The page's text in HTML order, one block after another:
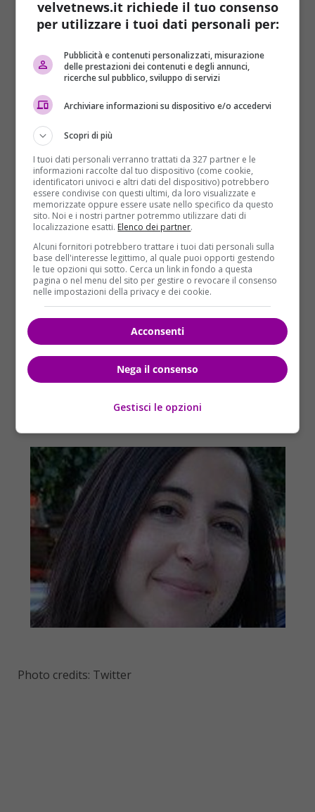
morta in camera e di averne trasportato il cadavere
in Italia “per non dare un dispiacere ai parenti”. In
realtà il corpo di Nadia era stato seminascosto in
mezzo ai rovi,gettatoin un avallo vicino a un
piccolo corso d’acqua, circondato dalla spazzatura
buttata dai passanti. Non aveva nulla con sé Nadia,
se non
un braccialetto di un evento sportivo
era tenuto qualche settimana prima a Lugano, e che
ha facilitato la sua identificazione. Avvolta in un
tappeto, la maestra elementare ormai deceduta era
stata portata in Italia percorrendo un tragitto di
pochissimi chilometri, e quindi abbandonata nel
bosco di Rodero.
Photo credits: Twitter
velvetnews.it richiede il tuo consenso
per utilizzare i tuoi dati personali per:
Pubblicità e contenuti personalizzati, misurazione
delle prestazioni dei contenuti e degli annunci,
ricerche sul pubblico, sviluppo di servizi
Archiviare informazioni su dispositivo e/o accedervi
Scopri di più
I tuoi dati personali verranno trattati da 327 partner e le
informazioni raccolte dal tuo dispositivo (come cookie,
identificatori univoci e altri dati del dispositivo) potrebbero
essere condivise con questi ultimi, da loro visualizzate e
memorizzate oppure essere usate nello specifico da questo
sito. Noi e i nostri partner potremmo utilizzare dati di
localizzazione esatti. Elenco dei partner.
Alcuni fornitori potrebbero trattare i tuoi dati personali sulla
base dell'interesse legittimo, al quale puoi opporti gestendo
le tue opzioni qui sotto. Cerca un link in fondo a questa
pagina o nel menu del sito per gestire o revocare il consenso
nelle impostazioni della privacy e dei cookie.
Acconsenti
Nega il consenso
Gestisci le opzioni